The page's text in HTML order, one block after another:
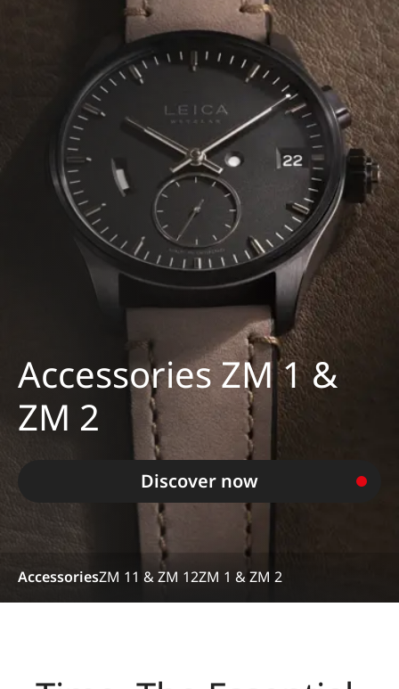
Accessories ZM 1 &
ZM 2
Discover now
AccessoriesZM 11 & ZM 12ZM 1 & ZM 2